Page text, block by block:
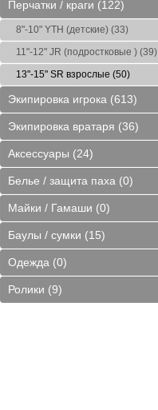
Bauer 2S Pro Yth M
(Блохина)
7000 руб.
5 Fit2 Bauer Hyper Lite
27500 руб.
Перчатки / краги (122)
8"-10" YTH (детские) (33)
11"-12" JR (подростковые ) (39)
13"-15" SR взрослые (50)
Экипировка игрока (613)
Экипировка вратаря (36)
Аксессуары (24)
Белье / защита паха (0)
Майки / Гамаши (0)
Баулы / сумки (15)
Одежда (0)
Ролики (9)